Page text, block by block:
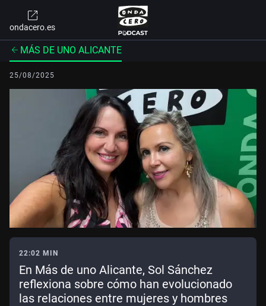
ondacero.es
MÁS DE UNO ALICANTE
25/08/2025
22:02 MIN
En Más de uno Alicante, Sol Sánchez
reflexiona sobre cómo han evolucionado
las relaciones entre mujeres y hombres